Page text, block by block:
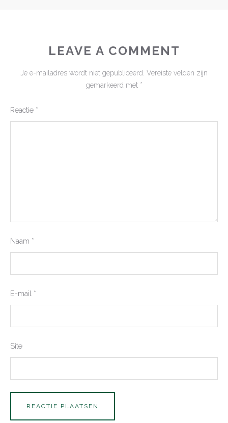
LEAVE A COMMENT
Je e-mailadres wordt niet gepubliceerd. Vereiste velden zijn
gemarkeerd met *
Reactie *
Naam *
E-mail *
Site